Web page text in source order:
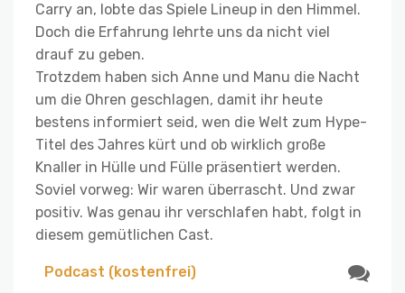
Carry an, lobte das Spiele Lineup in den Himmel.
Doch die Erfahrung lehrte uns da nicht viel
drauf zu geben.
Trotzdem haben sich Anne und Manu die Nacht
um die Ohren geschlagen, damit ihr heute
bestens informiert seid, wen die Welt zum Hype-
Titel des Jahres kürt und ob wirklich große
Knaller in Hülle und Fülle präsentiert werden.
Soviel vorweg: Wir waren überrascht. Und zwar
positiv. Was genau ihr verschlafen habt, folgt in
diesem gemütlichen Cast.
Podcast (kostenfrei)